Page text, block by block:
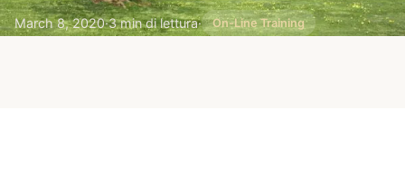
March 8, 2020·3 min di lettura· On-Line Training